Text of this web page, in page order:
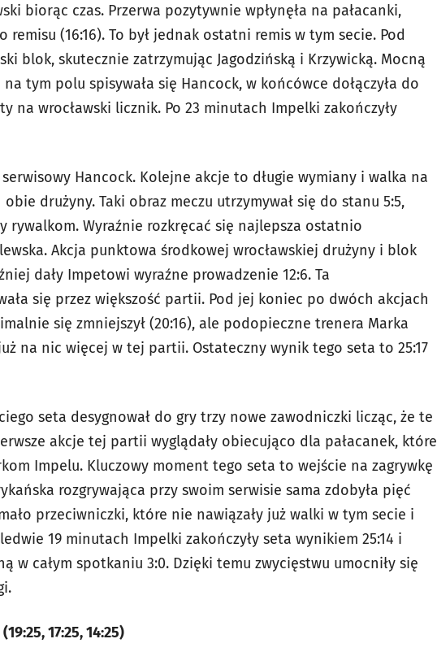
biorąc czas. Przerwa pozytywnie wpłynęła na pałacanki,
(16:16). To był jednak ostatni remis w tym secie. Pod
blok, skutecznie zatrzymując Jagodzińską i Krzywicką. Mocną
tym polu spisywała się Hancock, w końcówce dołączyła do
na wrocławski licznik. Po 23 minutach Impelki zakończyły
Hancock. Kolejne akcje to długie wymiany i walka na
drużyny. Taki obraz meczu utrzymywał się do stanu 5:5,
rywalkom. Wyraźnie rozkręcać się najlepsza ostatnio
Akcja punktowa środkowej wrocławskiej drużyny i blok
dały Impetowi wyraźne prowadzenie 12:6. Ta
się przez większość partii. Pod jej koniec po dwóch akcjach
się zmniejszył (20:16), ale podopieczne trenera Marka
na nic więcej w tej partii. Ostateczny wynik tego seta to 25:17
seta desygnował do gry trzy nowe zawodniczki licząc, że te
akcje tej partii wyglądały obiecująco dla pałacanek, które
Impelu. Kluczowy moment tego seta to wejście na zagrywkę
rozgrywająca przy swoim serwisie sama zdobyła pięć
przeciwniczki, które nie nawiązały już walki w tym secie i
19 minutach Impelki zakończyły seta wynikiem 25:14 i
w całym spotkaniu 3:0. Dzięki temu zwycięstwu umocniły się
17:25, 14:25)